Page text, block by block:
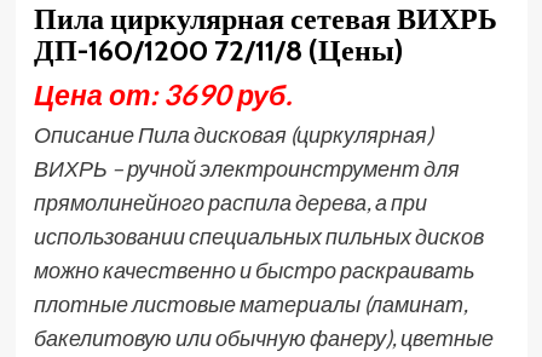
Пила циркулярная сетевая ВИХРЬ
ДП-160/1200 72/11/8 (Цены)
Цена от: 3690 руб.
Описание Пила дисковая (циркулярная)
ВИХРЬ – ручной электроинструмент для
прямолинейного распила дерева, а при
использовании специальных пильных дисков
можно качественно и быстро раскраивать
плотные листовые материалы (ламинат,
бакелитовую или обычную фанеру), цветные